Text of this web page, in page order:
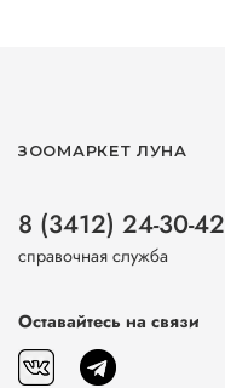
ЗООМАРКЕТ ЛУНА
8 (3412) 24-30-42
справочная служба
Оставайтесь на связи